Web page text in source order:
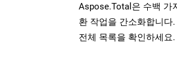
Aspose.Total은 수백 가
환 작업을 간소화합니다.
전체 목록을 확인하세요.